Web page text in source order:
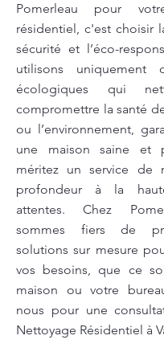
Pomerleau pour
résidentiel, c'est choisir
sécurité et l’éco-
utilisons uniquement
écologiques qui
compromettre la santé
ou l’environnement,
une maison saine et
méritez un service de
profondeur à la
attentes. Chez
sommes fiers de
solutions sur mesure
vos besoins, que ce
maison ou votre
nous pour une
Nettoyage Résidentiel à